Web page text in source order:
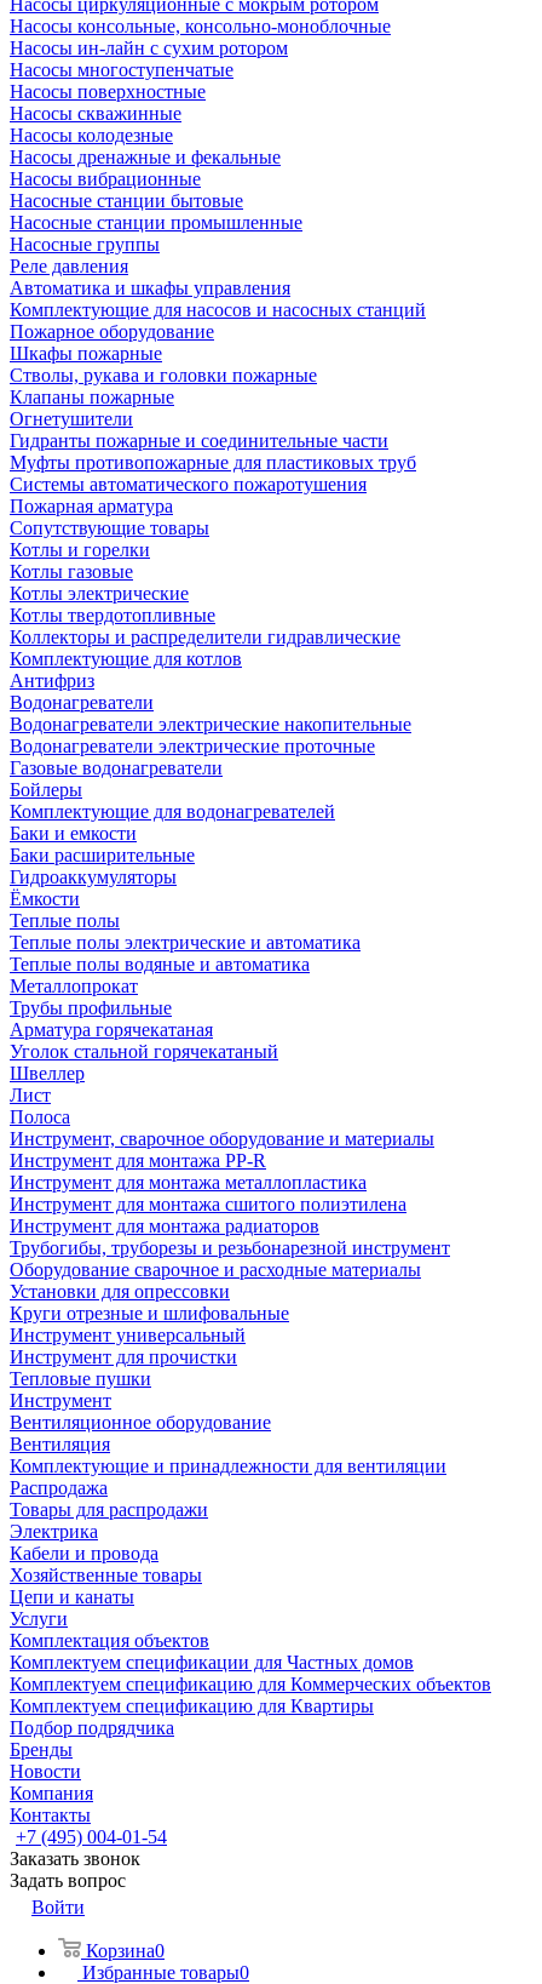
Насосы циркуляционные с мокрым ротором
Насосы консольные, консольно-моноблочные
Насосы ин-лайн с сухим ротором
Насосы многоступенчатые
Насосы поверхностные
Насосы скважинные
Насосы колодезные
Насосы дренажные и фекальные
Насосы вибрационные
Насосные станции бытовые
Насосные станции промышленные
Насосные группы
Реле давления
Автоматика и шкафы управления
Комплектующие для насосов и насосных станций
Пожарное оборудование
Шкафы пожарные
Стволы, рукава и головки пожарные
Клапаны пожарные
Огнетушители
Гидранты пожарные и соединительные части
Муфты противопожарные для пластиковых труб
Системы автоматического пожаротушения
Пожарная арматура
Сопутствующие товары
Котлы и горелки
Котлы газовые
Котлы электрические
Котлы твердотопливные
Коллекторы и распределители гидравлические
Комплектующие для котлов
Антифриз
Водонагреватели
Водонагреватели электрические накопительные
Водонагреватели электрические проточные
Газовые водонагреватели
Бойлеры
Комплектующие для водонагревателей
Баки и емкости
Баки расширительные
Гидроаккумуляторы
Ёмкости
Теплые полы
Теплые полы электрические и автоматика
Теплые полы водяные и автоматика
Металлопрокат
Трубы профильные
Арматура горячекатаная
Уголок стальной горячекатаный
Швеллер
Лист
Полоса
Инструмент, сварочное оборудование и материалы
Инструмент для монтажа PP-R
Инструмент для монтажа металлопластика
Инструмент для монтажа сшитого полиэтилена
Инструмент для монтажа радиаторов
Трубогибы, труборезы и резьбонарезной инструмент
Оборудование сварочное и расходные материалы
Установки для опрессовки
Круги отрезные и шлифовальные
Инструмент универсальный
Инструмент для прочистки
Тепловые пушки
Инструмент
Вентиляционное оборудование
Вентиляция
Комплектующие и принадлежности для вентиляции
Распродажа
Товары для распродажи
Электрика
Кабели и провода
Хозяйственные товары
Цепи и канаты
Услуги
Комплектация объектов
Комплектуем спецификации для Частных домов
Комплектуем спецификацию для Коммерческих объектов
Комплектуем спецификацию для Квартиры
Подбор подрядчика
Бренды
Новости
Компания
Контакты
+7 (495) 004-01-54
Заказать звонок
Задать вопрос
Войти
Корзина0
Избранные товары0